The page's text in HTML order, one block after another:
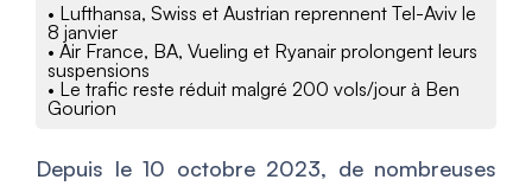
• Lufthansa, Swiss et Austrian reprennent Tel-Aviv le
8 janvier
• Air France, BA, Vueling et Ryanair prolongent leurs
suspensions
• Le trafic reste réduit malgré 200 vols/jour à Ben
Gourion
Depuis le 10 octobre 2023, de nombreuses